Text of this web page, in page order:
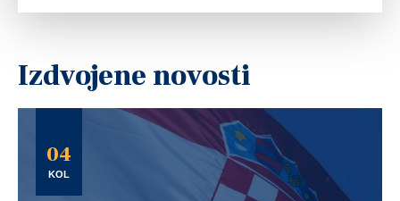
Izdvojene novosti
04
KOL